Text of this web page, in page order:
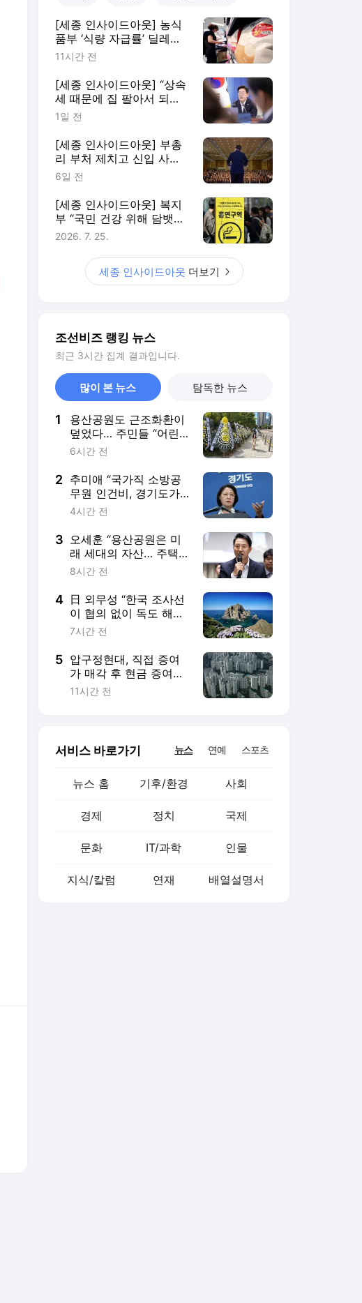
[세종 인사이드아웃] 농식
품부 ‘식량 자급률’ 딜레
마... “5년 마다 찾아오는 고
11시간 전
[세종 인사이드아웃] “상속
세 때문에 집 팔아서 되겠
냐” 李 약속한 ‘공제 확대’
1일 전
[세종 인사이드아웃] 부총
리 부처 제치고 신입 사무
관 대거 받는 공정위… ‘경
6일 전
[세종 인사이드아웃] 복지
부 “국민 건강 위해 담뱃값
올려야” VS 재경부 “물가
2026. 7. 25.
세종 인사이드아웃 더보기
조선비즈 랭킹 뉴스
최근 3시간 집계 결과입니다.
많이 본 뉴스 탐독한 뉴스
1
용산공원도 근조화환이
덮었다… 주민들 “어린
이정원에 주택 안 돼”
6시간 전
2 추미애 “국가직 소방공
무원 인건비, 경기도가 1
조원 이상 부담… 재정
4시간 전
3 오세훈 “용산공원은 미
래 세대의 자산… 주택
건설, 지속 가능한 정책
8시간 전
4 日 외무성 “한국 조사선
이 협의 없이 독도 해양
조사… 외교 라인 통해
7시간 전
5 압구정현대, 직접 증여
가 매각 후 현금 증여보
다 세금 7억 덜 낸다…계
11시간 전
서비스 바로가기 뉴스 연예 스포츠
뉴스 홈 기후/환경 사회
경제 정치 국제
문화 IT/과학 인물
지식/칼럼 연재 배열설명서